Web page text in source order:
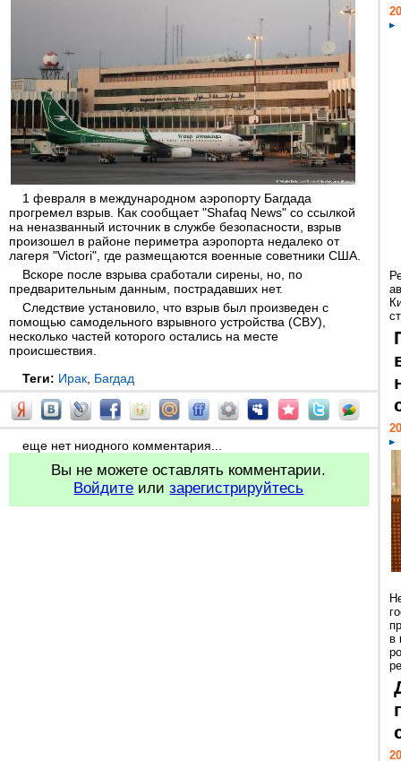
1 февраля в международном аэропорту Багдада
прогремел взрыв. Как сообщает "Shafaq News" со ссылкой
на неназванный источник в службе безопасности, взрыв
произошел в районе периметра аэропорта недалеко от
лагеря "Victori", где размещаются военные советники США.
Вскоре после взрыва сработали сирены, но, по
предварительным данным, пострадавших нет.
Следствие установило, что взрыв был произведен с
помощью самодельного взрывного устройства (СВУ),
несколько частей которого остались на месте
происшествия.
Теги: Ирак Багдад
еще нет ниодного комментария...
Вы не можете оставлять комментарии.
Войдите илизарегистрируйтесь
в